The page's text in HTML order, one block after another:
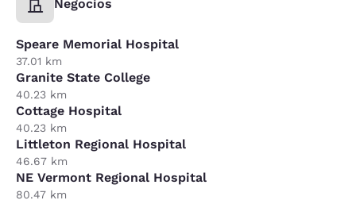
Negocios
Speare Memorial Hospital
37.01 km
Granite State College
40.23 km
Cottage Hospital
40.23 km
Littleton Regional Hospital
46.67 km
NE Vermont Regional Hospital
80.47 km